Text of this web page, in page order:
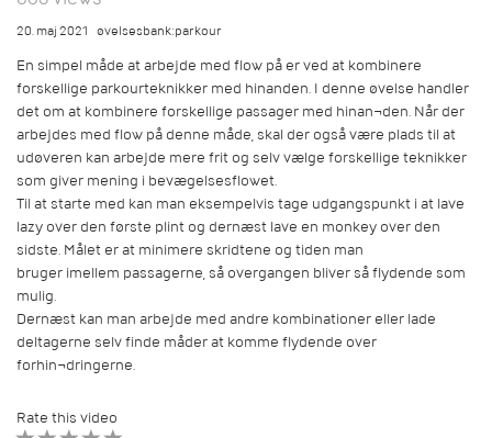
20. maj 2021 øvelsesbank:parkour
En simpel måde at arbejde med flow på er ved at kombinere
forskellige parkourteknikker med hinanden. I denne øvelse handler
det om at kombinere forskellige passager med hinan¬den. Når der
arbejdes med flow på denne måde, skal der også være plads til at
udøveren kan arbejde mere frit og selv vælge forskellige teknikker
som giver mening i bevægelsesflowet.
Til at starte med kan man eksempelvis tage udgangspunkt i at lave
lazy over den første plint og dernæst lave en monkey over den
sidste. Målet er at minimere skridtene og tiden man
bruger imellem passagerne, så overgangen bliver så flydende som
mulig.
Dernæst kan man arbejde med andre kombinationer eller lade
deltagerne selv finde måder at komme flydende over
forhin¬dringerne.
Rate this video